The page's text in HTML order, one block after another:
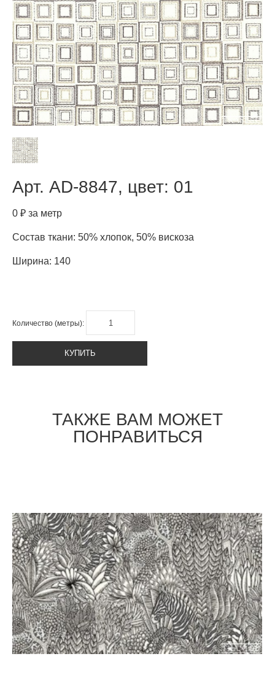
Арт. AD-8847, цвет: 01
0 ₽ за метр
Состав ткани: 50% хлопок, 50% вискоза
Ширина: 140
Количество (метры):
КУПИТЬ
ТАКЖЕ ВАМ МОЖЕТ
ПОНРАВИТЬСЯ